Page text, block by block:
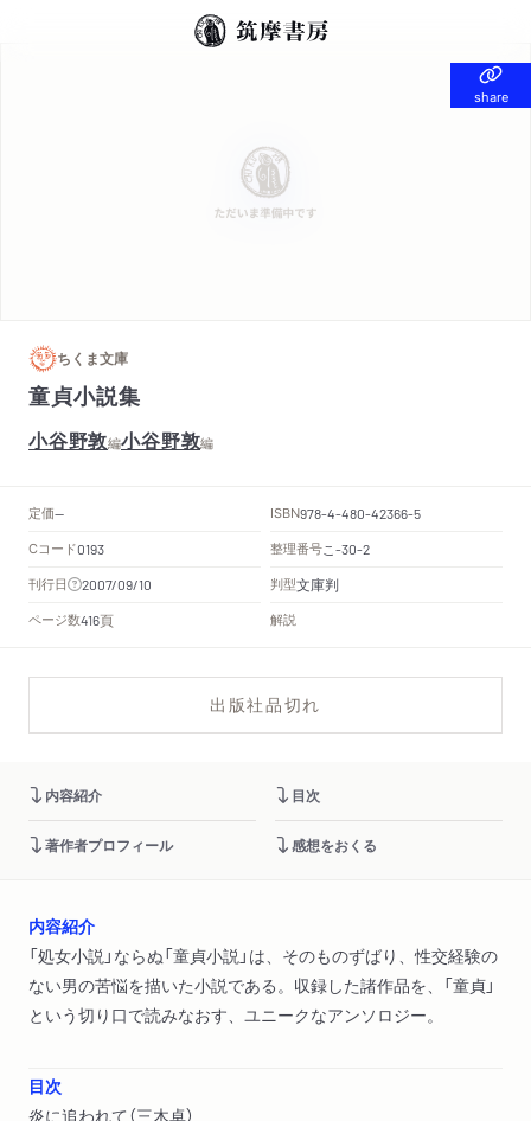
share
share
ちくま文庫
童貞小説集
小谷野敦編小谷野敦編
定価-- ISBN978-4-480-42366-5
Cコード0193 整理番号こ-30-2
刊行日 2007/09/10 判型文庫判
ページ数416頁 解説
出版社品切れ
内容紹介 目次
著作者プロフィール 感想をおくる
内容紹介
「処女小説」ならぬ「童貞小説」は、そのものずばり、性交経験の
ない男の苦悩を描いた小説である。収録した諸作品を、「童貞」
という切り口で読みなおす、ユニークなアンソロジー。
目次
炎に追われて（三木卓）